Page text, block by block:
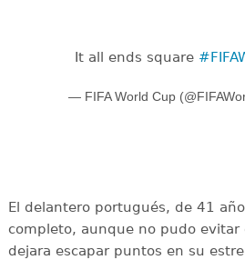
It all ends square
— FIFA World Cup
El delantero portugués, de 41
completo, aunque no pudo evitar
dejara escapar puntos en su